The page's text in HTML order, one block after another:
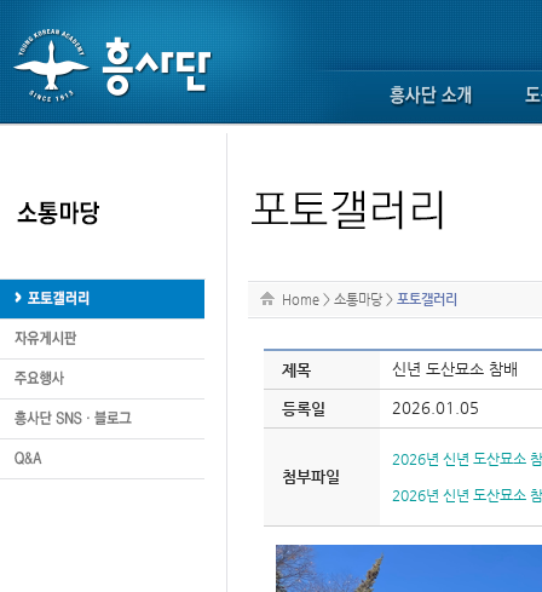
Home > 소통마당 > 포토갤러리
제목 신년 도산묘소 참배
등록일 2026.01.05
첨부파일
2026년 신년 도산묘소
2026년 신년 도산묘소